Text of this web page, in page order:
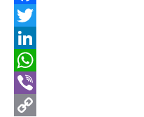
Facebook
Twitter
LinkedIn
WhatsApp
Viber